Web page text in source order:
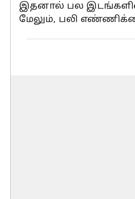
இதனால் பல
மேலும், பலி